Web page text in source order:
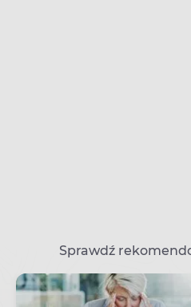
Sprawdź